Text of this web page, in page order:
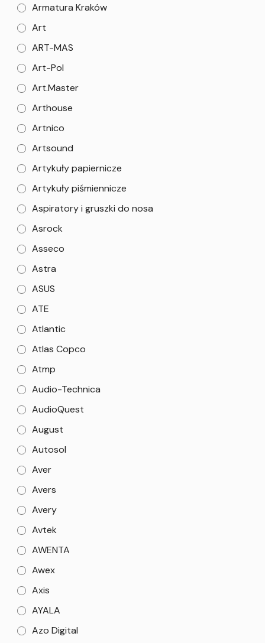
Armatura Kraków
Art
ART-MAS
Art-Pol
Art.Master
Arthouse
Artnico
Artsound
Artykuły papiernicze
Artykuły piśmiennicze
Aspiratory i gruszki do nosa
Asrock
Asseco
Astra
ASUS
ATE
Atlantic
Atlas Copco
Atmp
Audio-Technica
AudioQuest
August
Autosol
Aver
Avers
Avery
Avtek
AWENTA
Awex
Axis
AYALA
Azo Digital